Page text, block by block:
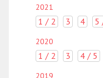
2021
1 / 2 3 4 5
2020
1 / 2 3 4 / 5
2019